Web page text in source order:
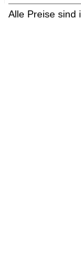
Alle Preise sind